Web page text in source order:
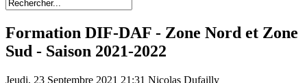
Formation DIF-DAF - Zone Nord et Zone
Sud - Saison 2021-2022
Jeudi, 23 Septembre 2021 21:31 Nicolas Dufailly